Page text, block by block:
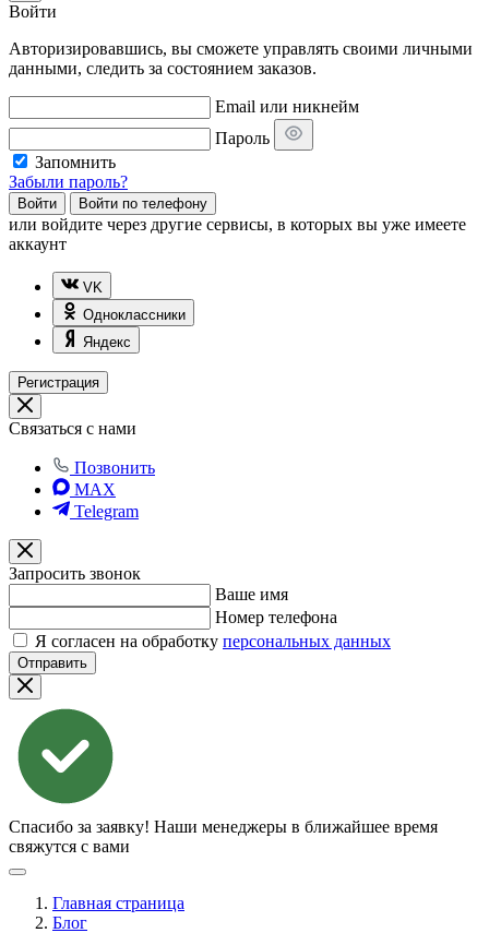
Войти
Авторизировавшись, вы сможете управлять своими личными
данными, следить за состоянием заказов.
Email или никнейм
Пароль
Запомнить
Забыли пароль?
Войти Войти по телефону
или войдите через другие сервисы, в которых вы уже имеете
аккаунт
VK
Одноклассники
Яндекс
Регистрация
Связаться с нами
Позвонить
MAX
Telegram
Запросить звонок
Ваше имя
Номер телефона
Я согласен на обработку персональных данных
Отправить
Спасибо за заявку! Наши менеджеры в ближайшее время
свяжутся с вами
Главная страница
Блог